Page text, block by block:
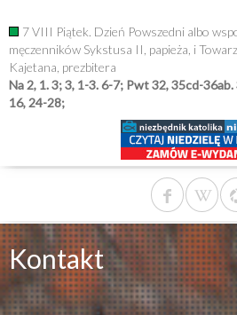
7 VIII Piątek. Dzień Powszedni albo
męczenników Sykstusa II, papieża, i
Kajetana, prezbitera
Na 2, 1. 3; 3, 1-3. 6-7; Pwt 32, 35cd-
16, 24-28;
Kontakt